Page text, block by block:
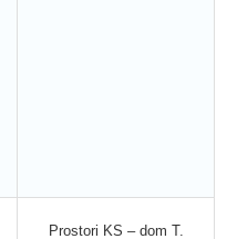
Prostori KS – dom T.